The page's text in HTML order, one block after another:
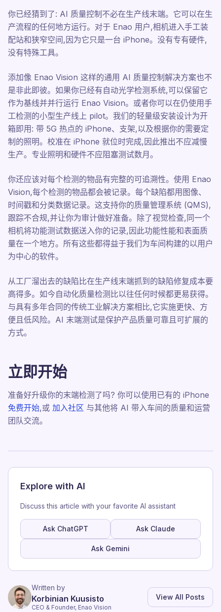
你已经猜到了: AI 质量控制不必在生产线末端。它可以在生
产流程的任何地方运行。对于 Enao 用户,相机进入手工装
配站和狭窄空间,因为它只是一台 iPhone。没有专有硬件,
没有特殊工具。
添加像 Enao Vision 这样的通用 AI 质量控制解决方案也不
是非此即彼。如果你已经有自动光学检测系统,可以保留它
作为基线并并行运行 Enao Vision。或者你可以在仍使用手
工检测的小型生产线上 pilot。我们的轻量级安装设计为开
箱即用: 带 5G 热点的 iPhone、支架,以及根据你的需要定
制的照明。校准在 iPhone 就位时完成,因此推出不应减慢
生产。专业照明和硬件不应阻塞测试数月。
你还应该对每个检测的物品有完整的可追溯性。使用 Enao
Vision,每个检测的物品都会被记录。每个缺陷都用图像、
时间戳和分类数据记录。这支持你的质量管理系统 (QMS),
跟踪不合规,并让你为审计做好准备。除了视觉检查,同一个
相机将功能测试数据送入你的记录,因此功能性能和表面质
量在一个地方。所有这些都得益于我们为车间构建的以用户
为中心的软件。
从工厂溜出去的缺陷比在生产线末端抓到的缺陷修复成本要
高得多。如今自动化质量检测比以往任何时候都更易获得。
与具有多年合同的传统工业解决方案相比,它实施更快、方
便且低风险。AI 末端测试是保护产品质量可靠且可扩展的
方式。
立即开始
准备好升级你的末端检测了吗? 你可以使用已有的 iPhone
免费开始,或 加入社区 与其他将 AI 带入车间的质量和运营
团队交流。
Explore with AI
Discuss this article with your favorite AI assistant
Ask ChatGPT Ask Claude
Ask Gemini
Written by
Korbinian Kuusisto
CEO & Founder, Enao Vision
View All Posts